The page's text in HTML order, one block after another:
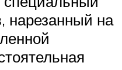
нарезанный на